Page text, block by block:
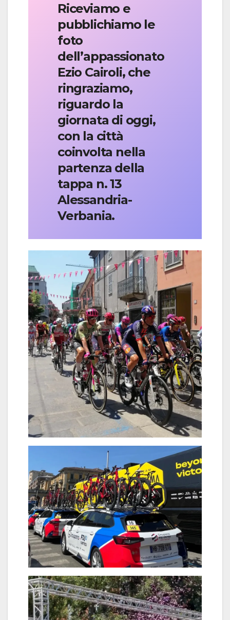
Riceviamo e
pubblichiamo le
foto
dell’appassionato
Ezio Cairoli, che
ringraziamo,
riguardo la
giornata di oggi,
con la città
coinvolta nella
partenza della
tappa n. 13
Alessandria-
Verbania.